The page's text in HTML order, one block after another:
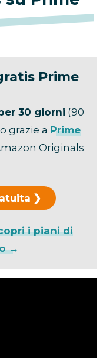
Prime
30 giorni (90
grazie a Prime
Originals
i piani di
→